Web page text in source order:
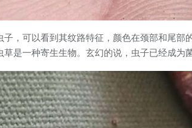
，可以看到其纹路特征，颜色在颈部和尾
是一种寄生生物。玄幻的说，虫子已经成为